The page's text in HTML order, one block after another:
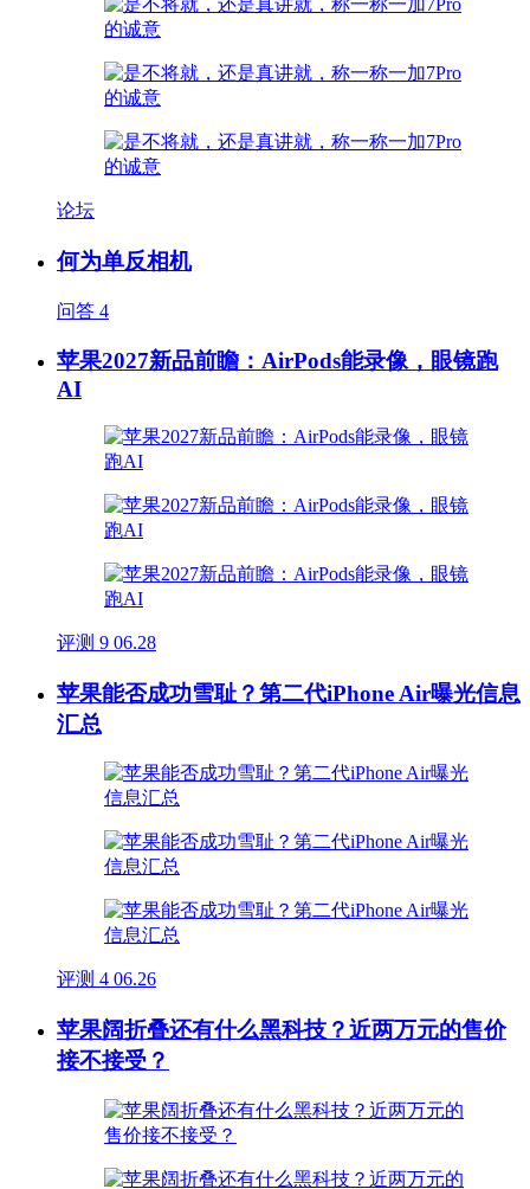
论坛
何为单反相机
问答 4
苹果2027新品前瞻：AirPods能录像，眼镜跑
AI
评测 9 06.28
苹果能否成功雪耻？第二代iPhone Air曝光信息
汇总
评测 4 06.26
苹果阔折叠还有什么黑科技？近两万元的售价
接不接受？